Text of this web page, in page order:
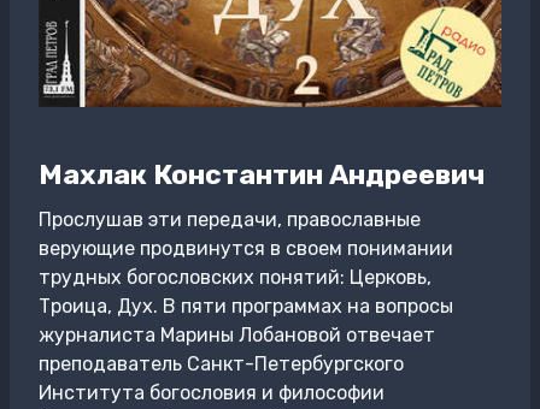
Махлак Константин Андреевич
Прослушав эти передачи, православные
верующие продвинутся в своем понимании
трудных богословских понятий: Церковь,
Троица, Дух. В пяти программах на вопросы
журналиста Марины Лобановой отвечает
преподаватель Санкт-Петербургского
Института богословия и философии